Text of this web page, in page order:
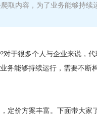
取内容，为了业务能够持
?对于很多个人与企业来说，
务能够持续运行，需要不
定价方案丰富。下面带大